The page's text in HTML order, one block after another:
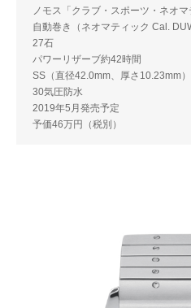
ノモス「クラブ・スポーツ・ネオ
自動巻き（ネオマティック Cal.
27石
パワーリザーブ約42時間
SS（直径42.0mm、厚さ10.23mm）
30気圧防水
2019年5月発売予定
予価46万円（税別）